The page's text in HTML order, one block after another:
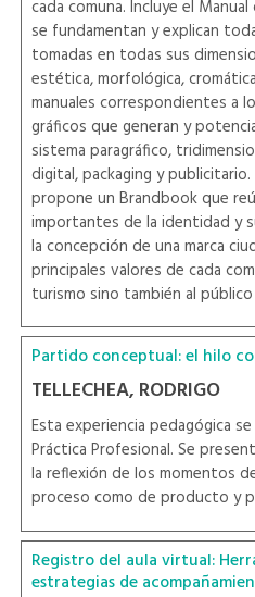
cada comuna. Incluye el
se fundamentan y explican
tomadas en todas sus
estética, morfológica,
manuales correspondientes a
gráficos que generan y
sistema paragráfico,
digital, packaging y publicitario.
propone un Brandbook que
importantes de la identidad y
la concepción de una marca
principales valores de cada
turismo sino también al
Partido conceptual: el hilo
TELLECHEA, RODRIGO
Esta experiencia pedagógica
Práctica Profesional. Se
la reflexión de los momentos
proceso como de producto y
Registro del aula virtual:
estrategias de